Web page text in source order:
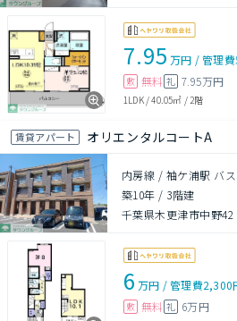
7.95 万円 /管理費
敷 無料 礼 7.95万円
1LDK/40.05㎡ /2階
賃貸アパート オリエンタルコートA
内房線 / 袖ケ浦駅 バ
築10年 / 3階建
千葉県木更津市中野42
6 万円 /管理費2,300
敷 無料 礼 6万円